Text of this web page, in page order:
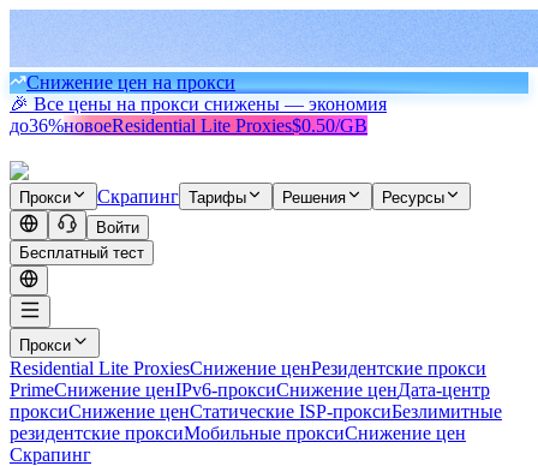
Снижение цен на прокси
🎉 Все цены на прокси снижены — экономия
до36%новоеResidential Lite Proxies$0.50/GB
Прокси Скрапинг Тарифы Решения
Ресурсы
Войти
Бесплатный тест
Прокси
Residential Lite ProxiesСнижение ценРезидентские прокси
PrimeСнижение ценIPv6-проксиСнижение ценДата-центр
проксиСнижение ценСтатические ISP-проксиБезлимитные
резидентские проксиМобильные проксиСнижение цен
Скрапинг